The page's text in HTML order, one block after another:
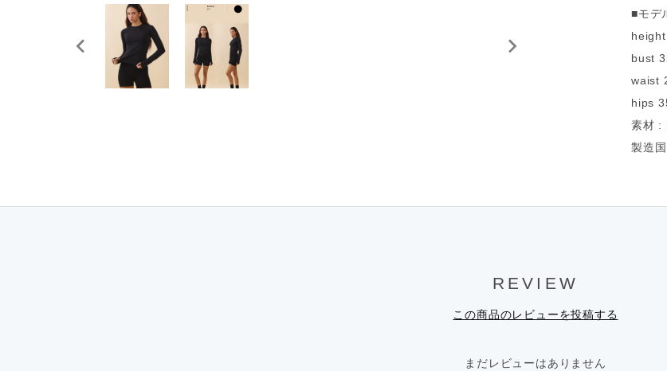
■モデ
bust
waist
hips
素材 :
製造
REVIEW
この商品のレビューを投稿する
まだレビューはありません